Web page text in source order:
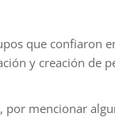
que confiaron
y creación de
por mencionar